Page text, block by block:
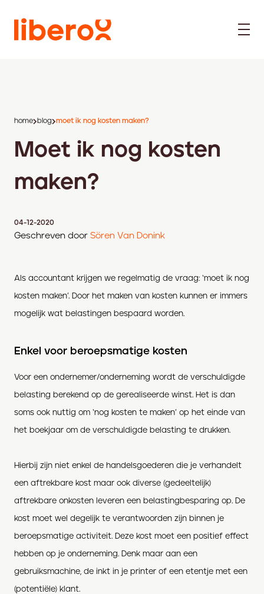
home blog moet ik nog kosten maken?
Moet ik nog kosten
maken?
04-12-2020
Geschreven door Sören Van Donink
Als accountant krijgen we regelmatig de vraag: ‘moet ik nog
kosten maken’. Door het maken van kosten kunnen er immers
mogelijk wat belastingen bespaard worden.
Enkel voor beroepsmatige kosten
Voor een ondernemer/onderneming wordt de verschuldigde
belasting berekend op de gerealiseerde winst. Het is dan
soms ook nuttig om ‘nog kosten te maken’ op het einde van
het boekjaar om de verschuldigde belasting te drukken.
Hierbij zijn niet enkel de handelsgoederen die je verhandelt
een aftrekbare kost maar ook diverse (gedeeltelijk)
aftrekbare onkosten leveren een belastingbesparing op. De
kost moet wel degelijk te verantwoorden zijn binnen je
beroepsmatige activiteit. Deze kost moet een positief effect
hebben op je onderneming. Denk maar aan een
gebruiksmachine, de inkt in je printer of een etentje met een
(potentiële) klant.